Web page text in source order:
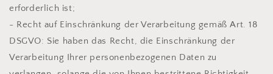
erforderlich ist;
- Recht auf Einschränkung der Verarbeitung gemäß Art. 18
DSGVO: Sie haben das Recht, die Einschränkung der
Verarbeitung Ihrer personenbezogenen Daten zu